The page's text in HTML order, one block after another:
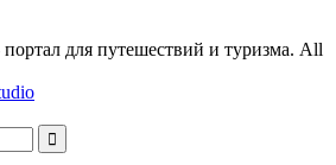
для путешествий и туризма. All